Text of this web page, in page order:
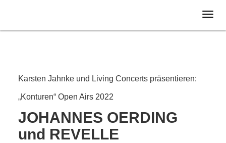
AUSVERKAUFT
24.06.
Karsten Jahnke und Living Concerts präsentieren:
„Konturen“ Open Airs 2022
JOHANNES OERDING
und REVELLE